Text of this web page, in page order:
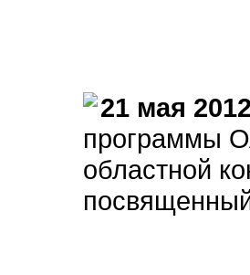
21 мая
программы
областной